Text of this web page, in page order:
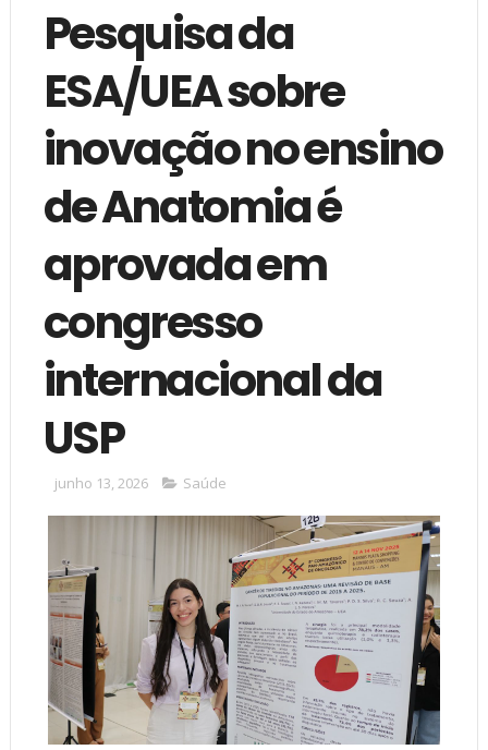
Pesquisa da
ESA/UEA sobre
inovação no ensino
de Anatomia é
aprovada em
congresso
internacional da
USP
junho 13, 2026 Saúde